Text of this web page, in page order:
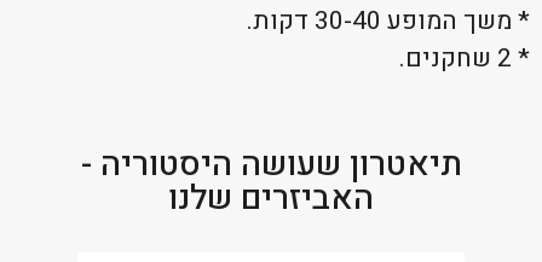
* משך המופע 30-40 דקות.
* 2 שחקנים.
תיאטרון שעושה היסטוריה -
האביזרים שלנו